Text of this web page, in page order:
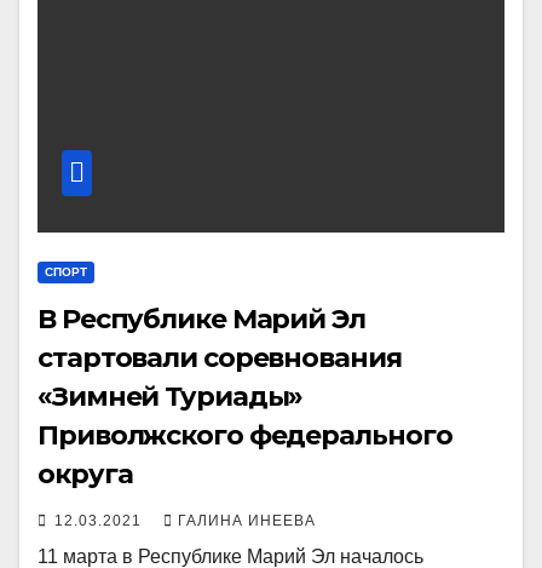
СПОРТ
В Республике Марий Эл
стартовали соревнования
«Зимней Туриады»
Приволжского федерального
округа
12.03.2021 ГАЛИНА ИНЕЕВА
11 марта в Республике Марий Эл началось